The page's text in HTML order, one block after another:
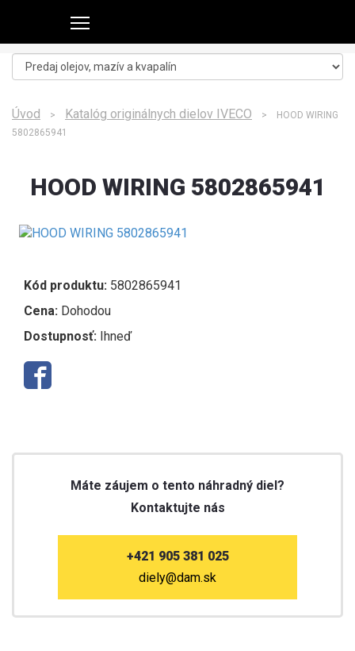
Úvod > Katalóg originálnych dielov IVECO > HOOD WIRING
5802865941
HOOD WIRING 5802865941
Kód produktu: 5802865941
Cena: Dohodou
Dostupnosť: Ihneď
Máte záujem o tento náhradný diel?
Kontaktujte nás
+421 905 381 025
diely@dam.sk